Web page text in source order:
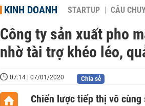
KINH DOANH STARTUP CÂU
Công ty sản xuất pho
nhờ tài trợ khéo léo,
07:14 | 07/01/2020 Chia sẻ
Chiến lược tiếp thị vô cùng